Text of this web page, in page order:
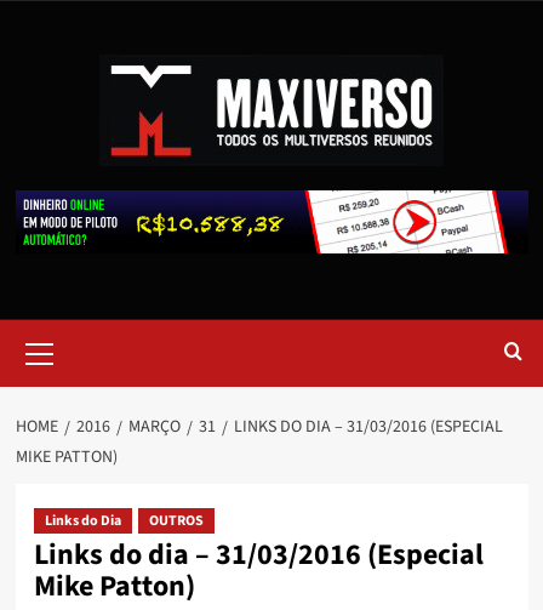
HOME 2016 MARÇO 31
LINKS DO DIA – 31/03/2016 (ESPECIAL
MIKE PATTON)
Links do Dia OUTROS
Links do dia – 31/03/2016 (Especial
Mike Patton)